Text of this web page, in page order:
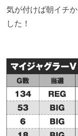
気が付けば朝イチ
した！